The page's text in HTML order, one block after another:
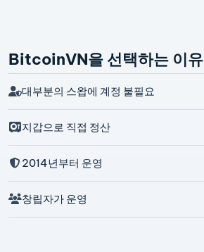
BitcoinVN을 선택하는 이유
대부분의 스왑에 계정 불필요
지갑으로 직접 정산
2014년부터 운영
창립자가 운영